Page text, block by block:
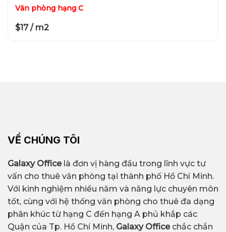
Văn phòng hạng C
$17 / m2
VỀ CHÚNG TÔI
Galaxy Officelà đơn vị hàng đầu trong lĩnh vực tư
vấn cho thuê văn phòng tại thành phố Hồ Chí Minh.
Với kinh nghiệm nhiều năm và năng lực chuyên môn
tốt, cùng với hệ thống văn phòng cho thuê đa dạng
phân khúc từ hạng C đến hạng A phủ khắp các
Quận của Tp. Hồ Chí Minh, Galaxy Office chắc chắn